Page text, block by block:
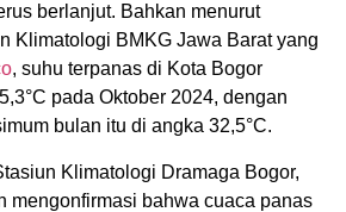
berlanjut. Bahkan menurut
Klimatologi BMKG Jawa Barat yang
, suhu terpanas di Kota Bogor
pada Oktober 2024, dengan
bulan itu di angka 32,5°C.
Klimatologi Dramaga Bogor,
mengonfirmasi bahwa cuaca panas